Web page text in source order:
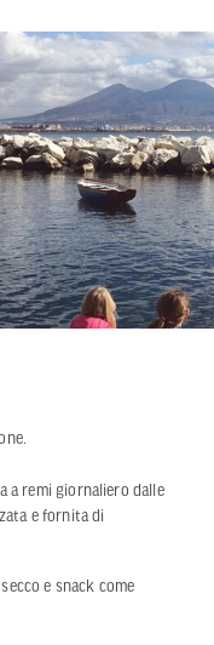
a remi giornaliero dalle
e fornita di
e snack come